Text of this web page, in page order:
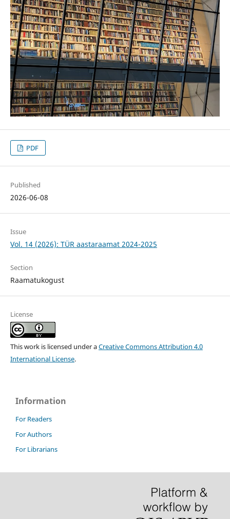
PDF
Published
2026-06-08
Issue
Vol. 14 (2026): TÜR aastaraamat 2024-2025
Section
Raamatukogust
License
This work is licensed under aCreative Commons Attribution 4.0
International License.
Information
For Readers
For Authors
For Librarians